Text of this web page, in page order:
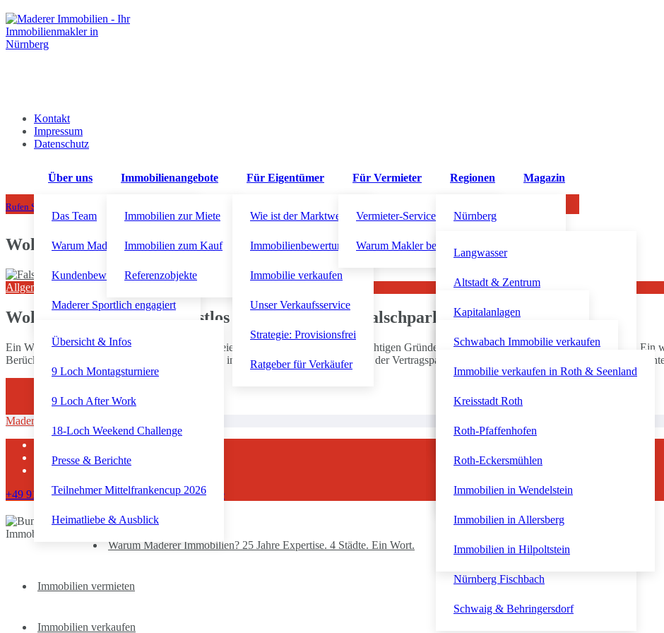
Kontakt
Impressum
Datenschutz
Über uns
Das Team
Warum Maderer Immobilien?
Kundenbewertungen
Maderer Sportlich engagiert
Übersicht & Infos
9 Loch Montagsturniere
9 Loch After Work
18-Loch Weekend Challenge
Presse & Berichte
Teilnehmer Mittelfrankencup 2026
Heimatliebe & Ausblick
Immobilienangebote
Immobilien zur Miete
Immobilien zum Kauf
Referenzobjekte
Für Eigentümer
Wie ist der Marktwert?
Immobilienbewertung
Immobilie verkaufen
Unser Verkaufsservice
Strategie: Provisionsfrei
Ratgeber für Verkäufer
Für Vermieter
Vermieter-Service
Warum Makler beauftragen?
Regionen
Nürnberg
Langwasser
Altstadt & Zentrum
Südstadt
Nordstadt & Johannis
Dutzendteich & Südost
Gartenstadt & Süd
Eibach & Röthenbach
Nördliche Außenstadt Almoshof
Nordöstliche Außenstadt Erlenstegen
Nürnberger Westen
Nürnberg Altenfurt
Nürnberg Fischbach
Schwaig & Behringersdorf
Kapitalanlagen
Westvorstadt & Dambach
Fürther Südstadt
Innenstadt und Stadtpark
Immobilien in Zirndorf
Immobilien in Oberasbach
Immobilien in Stein
Schwabach Immobilie verkaufen
Schwabach-Wolkersdorf
Schwabach-Penzendorf
Schwabach-Eichwasen
Immobilie verkaufen in Roth & Seenland
Kreisstadt Roth
Roth-Pfaffenhofen
Roth-Eckersmühlen
Immobilien in Wendelstein
Immobilien in Allersberg
Immobilien in Hilpoltstein
Magazin
Rufen Sie uns an!
Wohnraummietvertrag
Allgemeines - Vermischtes
Wohnraummietvertrag fristlos gekündigt wegen Falschparken
Ein Wohnraummietvertrag kann von beiden Parteien Mieter und Vermieter aus wichtigen Gründen außerordentlich fristlos gekündigt werden.
Berücksichtigung aller Umstände des Einzelfalls, insbesondere eines Verschuldens der Vertragsparteien, und unter Abwägung der beiderseitigen
Maderer Immobilien
Impressum
+49 911 92300710 info@maderer-immobilien.de
Warum Maderer Immobilien? 25 Jahre Expertise. 4 Städte. Ein Wort.
Immobilien vermieten
Immobilien verkaufen